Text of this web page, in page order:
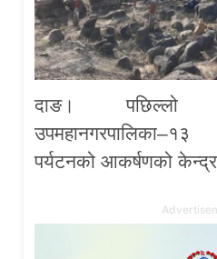
दाङ। पछिल्लो
पर्यटनको आकर्षणको